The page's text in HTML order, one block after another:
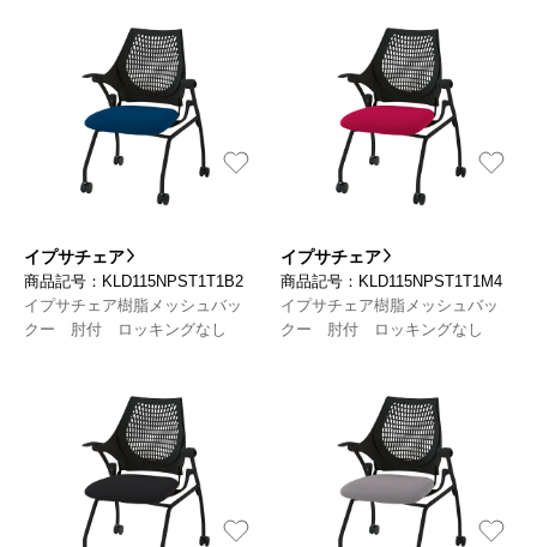
イプサチェア
商品記号：KLD115NPST1T1B2
イプサチェア樹脂メッシュバッ
クー 肘付 ロッキングなし
イプサチェア
商品記号：KLD115NPST1T1M4
イプサチェア樹脂メッシュバッ
クー 肘付 ロッキングなし